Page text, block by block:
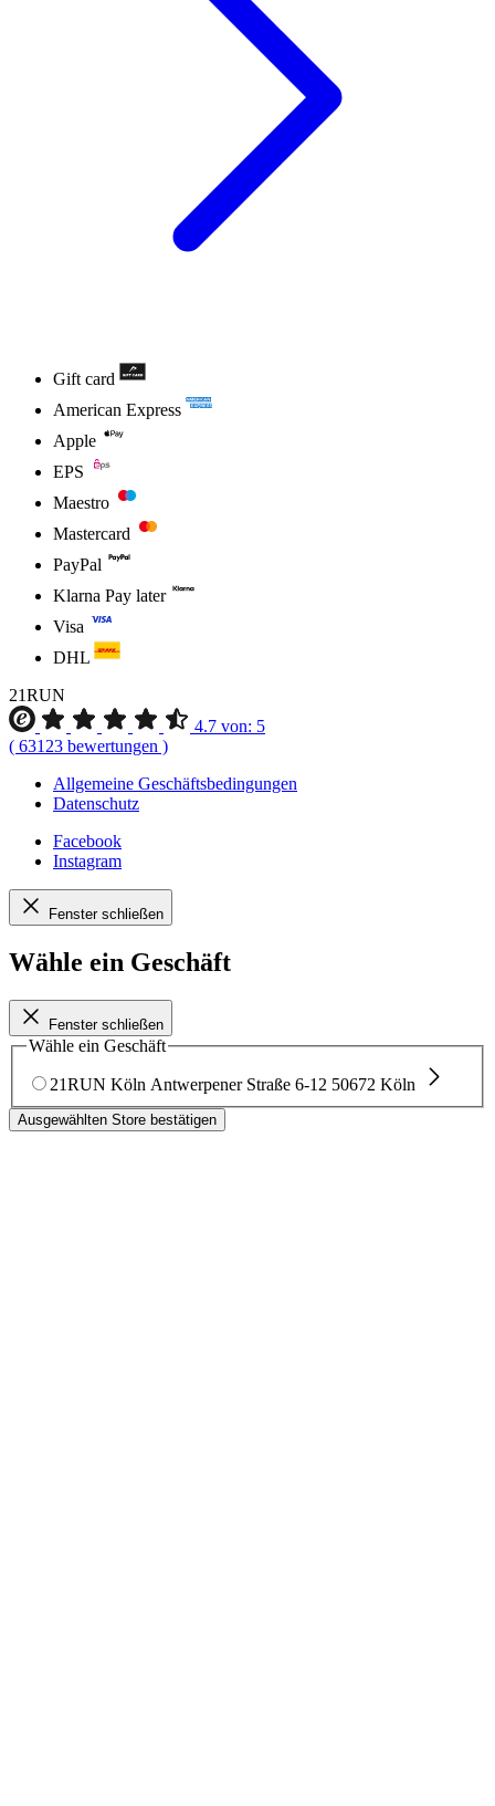
Gift card
American Express
Apple
EPS
Maestro
Mastercard
PayPal
Klarna Pay later
Visa
DHL
21RUN
4.7 von: 5
( 63123 bewertungen )
Allgemeine Geschäftsbedingungen
Datenschutz
Facebook
Instagram
Fenster schließen
Wähle ein Geschäft
Fenster schließen
Wähle ein Geschäft
21RUN Köln Antwerpener Straße 6-12 50672 Köln
Ausgewählten Store bestätigen